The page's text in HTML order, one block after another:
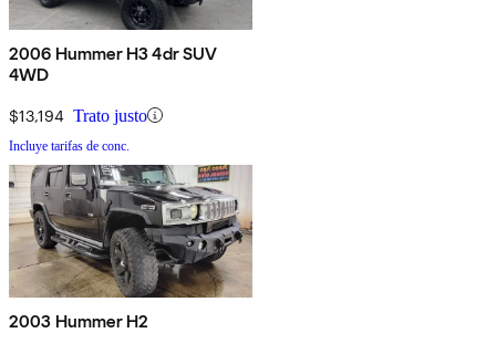
2006 Hummer H3 4dr SUV
4WD
$13,194 Trato justo
Incluye tarifas de conc.
2003 Hummer H2